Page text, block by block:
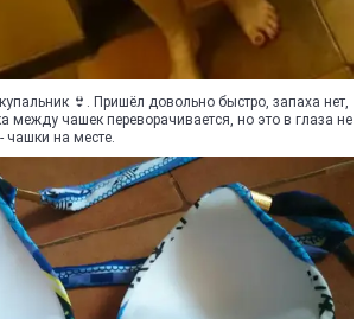
👙. Пришёл довольно быстро, запаха нет,
между чашек переворачивается, но это в глаза не
чашки на месте.